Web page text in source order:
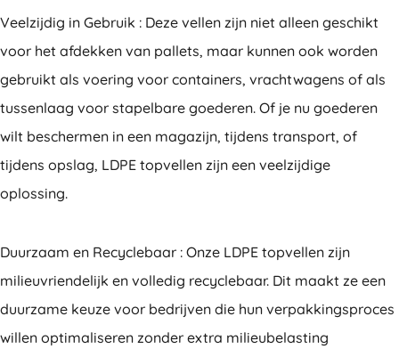
Veelzijdig in Gebruik : Deze vellen zijn niet alleen geschikt
voor het afdekken van pallets, maar kunnen ook worden
gebruikt als voering voor containers, vrachtwagens of als
tussenlaag voor stapelbare goederen. Of je nu goederen
wilt beschermen in een magazijn, tijdens transport, of
tijdens opslag, LDPE topvellen zijn een veelzijdige
oplossing.
Duurzaam en Recyclebaar : Onze LDPE topvellen zijn
milieuvriendelijk en volledig recyclebaar. Dit maakt ze een
duurzame keuze voor bedrijven die hun verpakkingsproces
willen optimaliseren zonder extra milieubelasting